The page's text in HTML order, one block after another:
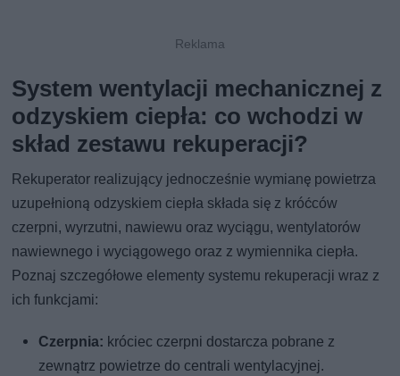
System wentylacji mechanicznej z
odzyskiem ciepła: co wchodzi w
skład zestawu rekuperacji?
Rekuperator realizujący jednocześnie wymianę powietrza
uzupełnioną odzyskiem ciepła składa się z króćców
czerpni, wyrzutni, nawiewu oraz wyciągu, wentylatorów
nawiewnego i wyciągowego oraz z wymiennika ciepła.
Poznaj szczegółowe elementy systemu rekuperacji wraz z
ich funkcjami:
Czerpnia: króciec czerpni dostarcza pobrane z
zewnątrz powietrze do centrali wentylacyjnej.